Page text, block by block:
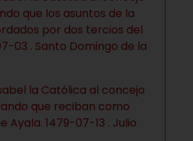
que los asuntos de la
por dos tercios del
03 . Santo Domingo de la
la Católica al concejo
que reciban como
Ayala. 1479-07-13 . Julio